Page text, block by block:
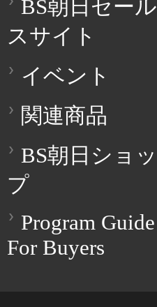
BS朝日セール
スサイト
イベント
関連商品
BS朝日ショッ
プ
Program Guide
For Buyers